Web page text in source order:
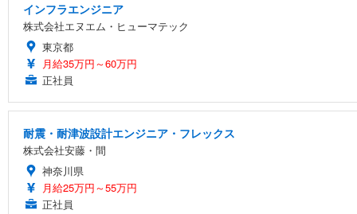
インフラエンジニア
株式会社エヌエム・ヒューマテック
東京都
月給35万円～60万円
正社員
耐震・耐津波設計エンジニア・フレックス
株式会社安藤・間
神奈川県
月給25万円～55万円
正社員